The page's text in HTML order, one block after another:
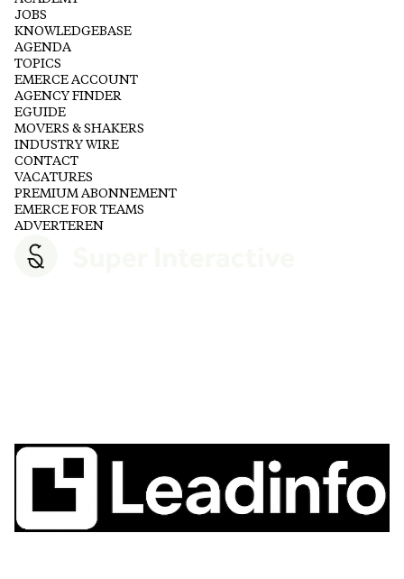
JOBS
KNOWLEDGEBASE
AGENDA
TOPICS
EMERCE ACCOUNT
AGENCY FINDER
EGUIDE
MOVERS & SHAKERS
INDUSTRY WIRE
CONTACT
VACATURES
PREMIUM ABONNEMENT
EMERCE FOR TEAMS
ADVERTEREN